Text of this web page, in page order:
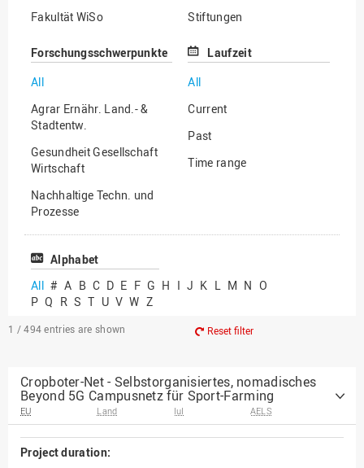
Fakultät WiSo
Stiftungen
Sonstige
Forschungsschwerpunkte
All
Agrar Ernähr. Land.- &
Stadtentw.
Gesundheit Gesellschaft
Wirtschaft
Nachhaltige Techn. und
Prozesse
Vielfältiges Forschen
Laufzeit
All
Current
Past
Time range
Alphabet
All # A B C D E F G H I J K L M N O
P Q R S T U V W Z
1 / 494 entries are shown Reset filter
Cropboter-Net - Selbstorganisiertes, nomadisches
Beyond 5G Campusnetz für Sport-Farming
EU Land IuI AELS
Project duration: